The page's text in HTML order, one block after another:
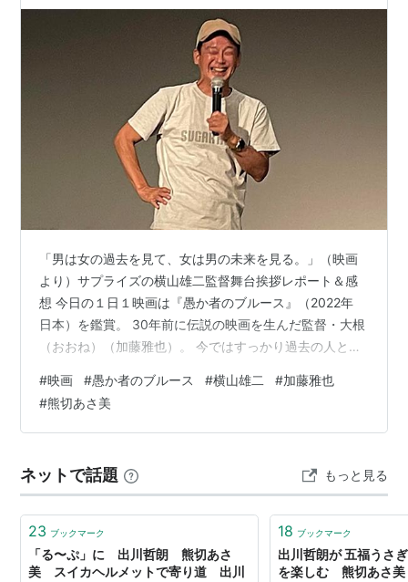
「男は女の過去を見て、女は男の未来を見る。」（映画
より）サプライズの横山雄二監督舞台挨拶レポート＆感
想 今日の１日１映画は『愚か者のブルース』（2022年
日本）を鑑賞。 30年前に伝説の映画を生んだ監督・大根
（おおね）（加藤雅也）。 今ではすっかり過去の人とな
て空虚な日々を過ごしていた。 そんなある日、タマコの
昔の恋人（仁科貴）が現れ、大根とタマコは大学時代の
後輩が館長（横山雄二）を務める広島のストリップ劇場
館長や歓楽街の仲間たちは彼らを温かく迎え入れる
が…。 『浮気なストリッパー』『彼女は…
#映画 #愚か者のブルース #横山雄二 #加藤雅也
#熊切あさ美
ネットで話題 もっと見る
23 ブックマーク
「る〜ぷ」に 出川哲朗 熊切あさ
美 スイカヘルメットで寄り道 出川
18 ブックマーク
出川哲朗が 五福うさ
を楽しむ 熊切あさ